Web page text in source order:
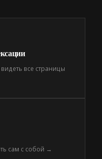
все страницы
сам с собой →